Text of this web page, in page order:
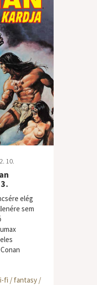
10.
elég
sem
fi / fantasy /